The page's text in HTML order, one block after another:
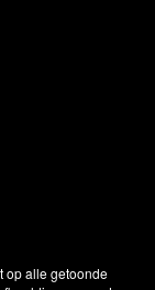
op alle getoonde